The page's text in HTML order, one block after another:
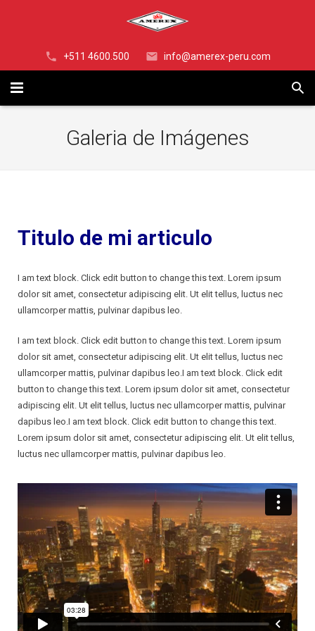
+511 4600.500 info@amerex-peru.com
PQS PK (BC) 30 Libras SERIE Z
EXTINTOR DE POLVO QUÍMICO SECO – PURPURA K (BC)
EXTINTOR DE WATER MIST
EXTINTOR DE HALOTRON
EXTINTOR CLASE D
EXTINTOR DE AGUA PRESURIZADA
RODANTE DE POLVO QUIMICO SECO DE 50 Libras
RODANTE DE POLVO QUIMICO SECO ABC DE 125 Libras
RODANTE DE POLVO QUIMICO SECO BC DE 125 Libras
RODANTE DE POLVO QUIMICO 300 LB
RODANTE DE DIOXIDO DE CARBONO C02 DE 50 Libras
RODANTE DE DIOXIDO DE CARBONO C02 DE 100 Libras
SISTEMAS
OTROS EQUIPOS
MANÓMETROS UL FABRICACIÓN USA PARA EXTINTORES
LUCES DE EMERGENCIA
MANTAS CONTRA INCENDIO
VÁLVULAS CONTRA INCENDIO GIACOMINI
VALVULAS CONTRA INCENDIO SUNPOOL
VALVULAS ANGULARES SUNPOOL
VALVULAS ANGULARES WILSON
VALVULAS ANGULARES GIACOMINI
CONTACTO
Galeria de Imágenes
Titulo de mi articulo
I am text block. Click edit button to change this text. Lorem ipsum
dolor sit amet, consectetur adipiscing elit. Ut elit tellus, luctus nec
ullamcorper mattis, pulvinar dapibus leo.
I am text block. Click edit button to change this text. Lorem ipsum
dolor sit amet, consectetur adipiscing elit. Ut elit tellus, luctus nec
ullamcorper mattis, pulvinar dapibus leo.I am text block. Click edit
button to change this text. Lorem ipsum dolor sit amet, consectetur
adipiscing elit. Ut elit tellus, luctus nec ullamcorper mattis, pulvinar
dapibus leo.I am text block. Click edit button to change this text.
Lorem ipsum dolor sit amet, consectetur adipiscing elit. Ut elit tellus,
luctus nec ullamcorper mattis, pulvinar dapibus leo.